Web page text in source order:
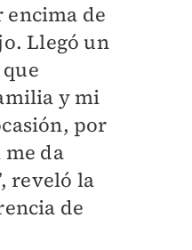
encima de
Llegó un
y mi
por
me da
reveló la
de